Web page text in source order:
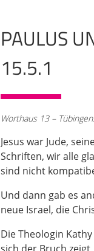
02:05
oder nein, was
am Himmel
niederwerfen
weiß nicht was
manchmal als
03:01
dann hat das
der Zeit auch
gekommen sei.
nicht sogar
Sie wissen von
geblieben. Er
PAULUS
15.5.1
Worthaus 13 –
Jesus war Jude,
Schriften, wir alle
sind nicht
Und dann gab es
neue Israel, die
Die Theologin